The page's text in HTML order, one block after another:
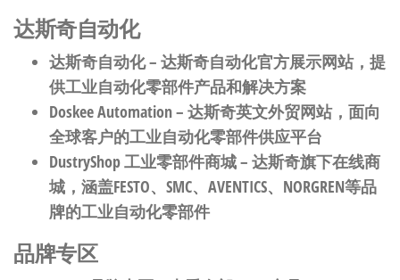
达斯奇自动化
达斯奇自动化– 达斯奇自动化官方展示网站，提
供工业自动化零部件产品和解决方案
Doskee Automation– 达斯奇英文外贸网站，面向
全球客户的工业自动化零部件供应平台
DustryShop 工业零部件商城– 达斯奇旗下在线商
城，涵盖FESTO、SMC、AVENTICS、NORGREN等品
牌的工业自动化零部件
品牌专区